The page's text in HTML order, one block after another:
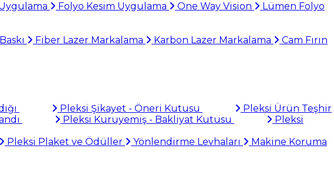
Folyo Kesim Uygulama One Way Vision
Lümen Folyo
Fiber Lazer Markalama Karbon Lazer Markalama
Cam Fırın
Pleksi Şikayet - Öneri Kutusu
Pleksi Ürün Teşhir
Pleksi Kuruyemiş - Bakliyat Kutusu
Pleksi
Pleksi Plaket ve Ödüller Yönlendirme Levhaları
Makine Koruma